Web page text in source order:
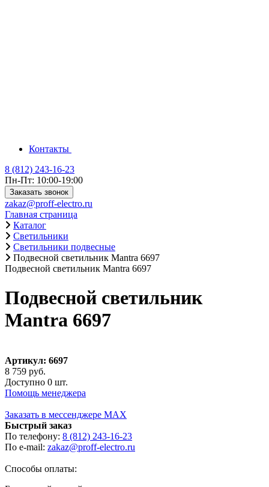
Контакты
8 (812) 243-16-23
Пн-Пт: 10:00-19:00
Заказать звонок
zakaz@proff-electro.ru
Главная страница
Каталог
Светильники
Светильники подвесные
Подвесной светильник Mantra 6697
Подвесной светильник Mantra 6697
Подвесной светильник
Mantra 6697
Артикул: 6697
8 759 руб.
Доступно 0 шт.
Помощь менеджера
Заказать в мессенджере MAX
Быстрый заказ
По телефону: 8 (812) 243-16-23
По e-mail: zakaz@proff-electro.ru
Способы оплаты: